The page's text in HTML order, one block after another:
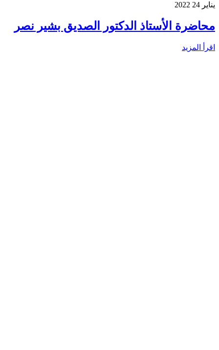
يناير 24
2022
محاضرة الأستاذ الدكتور الصديق بشير نصر
اقرأ المزيد